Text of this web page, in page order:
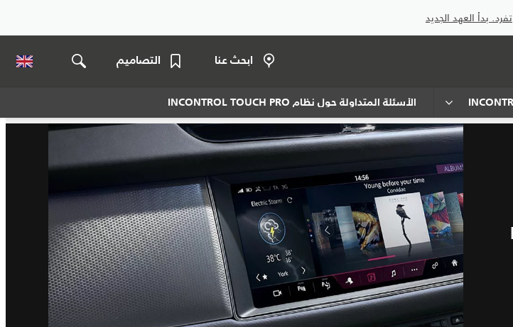
تفرد. بدأ العهد الجديد
ابحث عنا التصاميم
الأسئلة المتداولة حول نظام INCONTROL TOUCH PRO